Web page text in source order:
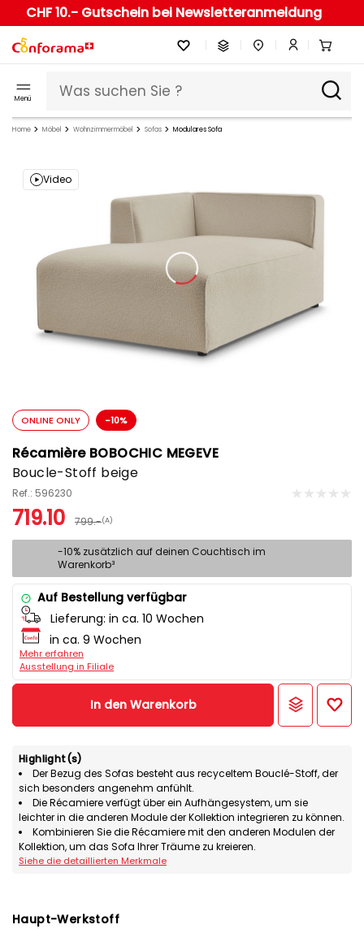
CHF 10.- Gutschein bei Newsletteranmeldung
Menü
Home Möbel Wohnzimmermöbel Sofas Modulares Sofa
Video
ONLINE ONLY -10%
Récamière BOBOCHIC MEGEVE
Boucle-Stoff beige
Ref.: 596230
719.10 799.-(A)
-10% zusätzlich auf deinen Couchtisch im
Warenkorb³
Auf Bestellung verfügbar
Lieferung: in ca. 10 Wochen
in ca. 9 Wochen
Mehr erfahren
Ausstellung in Filiale
In den Warenkorb
Highlight(s)
Der Bezug des Sofas besteht aus recyceltem Bouclé-Stoff, der
sich besonders angenehm anfühlt.
Die Récamiere verfügt über ein Aufhängesystem, um sie
leichter in die anderen Module der Kollektion integrieren zu können.
Kombinieren Sie die Récamiere mit den anderen Modulen der
Kollektion, um das Sofa Ihrer Träume zu kreieren.
Siehe die detaillierten Merkmale
Haupt-Werkstoff